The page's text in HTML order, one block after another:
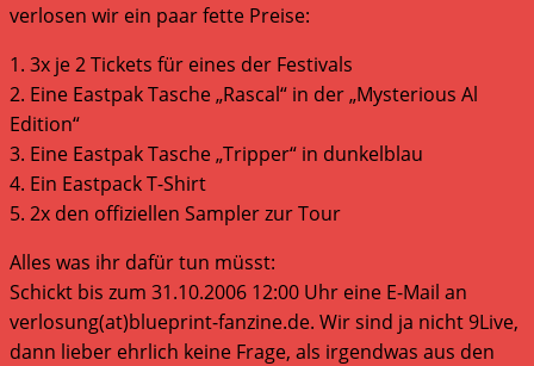
verlosen wir ein paar fette Preise:
1. 3x je 2 Tickets für eines der Festivals
2. Eine Eastpak Tasche „Rascal“ in der „Mysterious Al
Edition“
3. Eine Eastpak Tasche „Tripper“ in dunkelblau
4. Ein Eastpack T-Shirt
5. 2x den offiziellen Sampler zur Tour
Alles was ihr dafür tun müsst:
Schickt bis zum 31.10.2006 12:00 Uhr eine E-Mail an
verlosung(at)blueprint-fanzine.de. Wir sind ja nicht 9Live,
dann lieber ehrlich keine Frage, als irgendwas aus den